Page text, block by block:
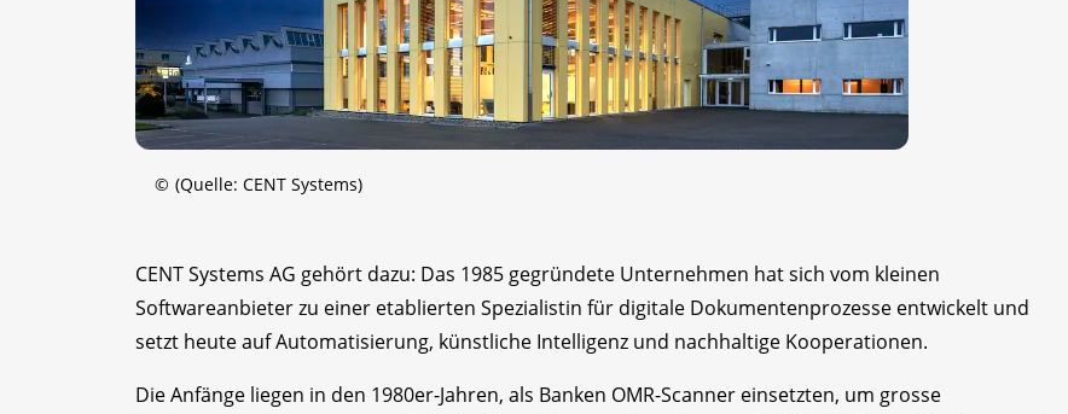
© (Quelle: CENT Systems)
CENT Systems AG gehört dazu: Das 1985 gegründete Unternehmen hat sich vom kleinen
Softwareanbieter zu einer etablierten Spezialistin für digitale Dokumentenprozesse entwickelt und
setzt heute auf Automatisierung, künstliche Intelligenz und nachhaltige Kooperationen.
Die Anfänge liegen in den 1980er-Jahren, als Banken OMR-Scanner einsetzten, um grosse